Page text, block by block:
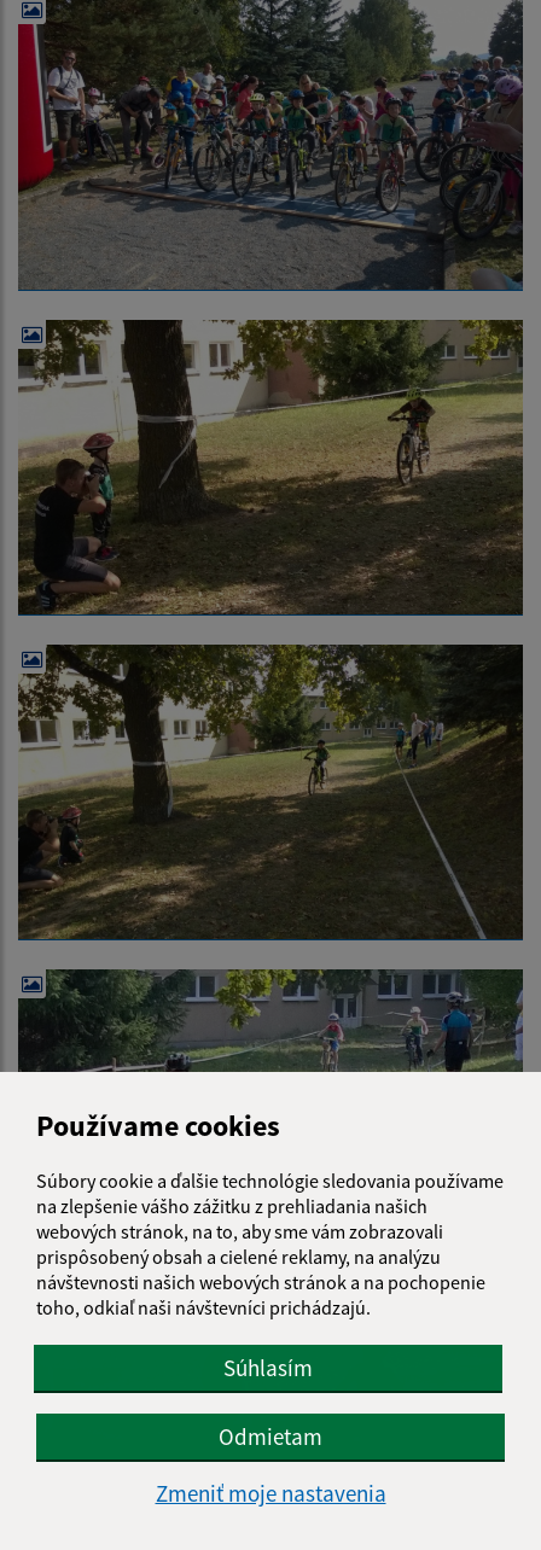
Používame cookies
Súbory cookie a ďalšie technológie sledovania používame
na zlepšenie vášho zážitku z prehliadania našich
webových stránok, na to, aby sme vám zobrazovali
prispôsobený obsah a cielené reklamy, na analýzu
návštevnosti našich webových stránok a na pochopenie
toho, odkiaľ naši návštevníci prichádzajú.
Súhlasím
Odmietam
Zmeniť moje nastavenia